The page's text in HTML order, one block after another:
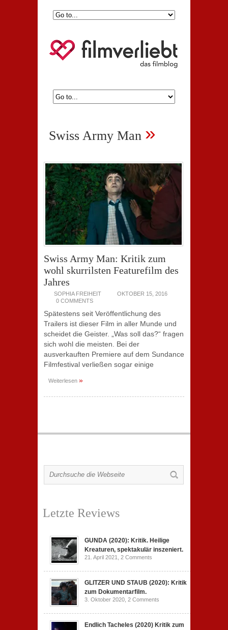
Swiss Army Man »
Swiss Army Man: Kritik zum
wohl skurrilsten Featurefilm des
Jahres
SOPHIA FREIHEIT
OKTOBER 15, 2016
0 COMMENTS
Spätestens seit Veröffentlichung des
Trailers ist dieser Film in aller Munde und
scheidet die Geister. „Was soll das?“ fragen
sich wohl die meisten. Bei der
ausverkauften Premiere auf dem Sundance
Filmfestival verließen sogar einige
Weiterlesen »
Letzte Reviews
GUNDA (2020): Kritik. Heilige
Kreaturen, spektakulär inszeniert.
21. April 2021, 2 Comments
GLITZER UND STAUB (2020): Kritik
zum Dokumentarfilm.
3. Oktober 2020, 2 Comments
Endlich Tacheles (2020) Kritik zum